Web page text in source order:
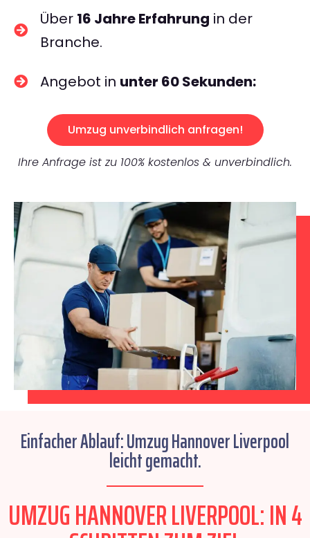
Über 16 Jahre Erfahrung in der
Branche.
Angebot in unter 60 Sekunden:
Umzug unverbindlich anfragen!
Ihre Anfrage ist zu 100% kostenlos & unverbindlich.
Einfacher Ablauf: Umzug Hannover Liverpool
leicht gemacht.
UMZUG HANNOVER LIVERPOOL: IN 4